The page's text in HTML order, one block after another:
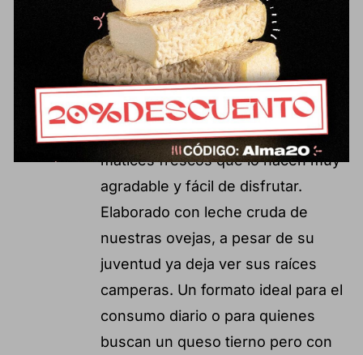
17,81€
Formato aprox.: 550 g Queso
semicurado de pasta prensada,
madurado durante 2 meses. Un
queso suave y equilibrado, con
matices frescos que lo hacen muy
agradable y fácil de disfrutar.
Elaborado con leche cruda de
nuestras ovejas, a pesar de su
juventud ya deja ver sus raíces
camperas. Un formato ideal para el
consumo diario o para quienes
buscan un queso tierno pero con